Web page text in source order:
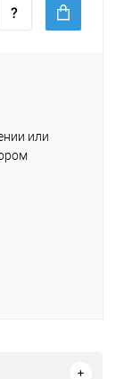
или